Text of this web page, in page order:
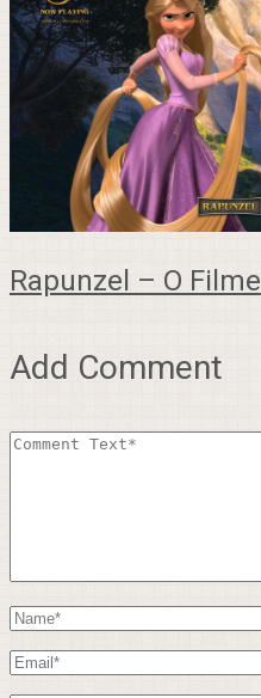
Rapunzel – O Filme
Add Comment